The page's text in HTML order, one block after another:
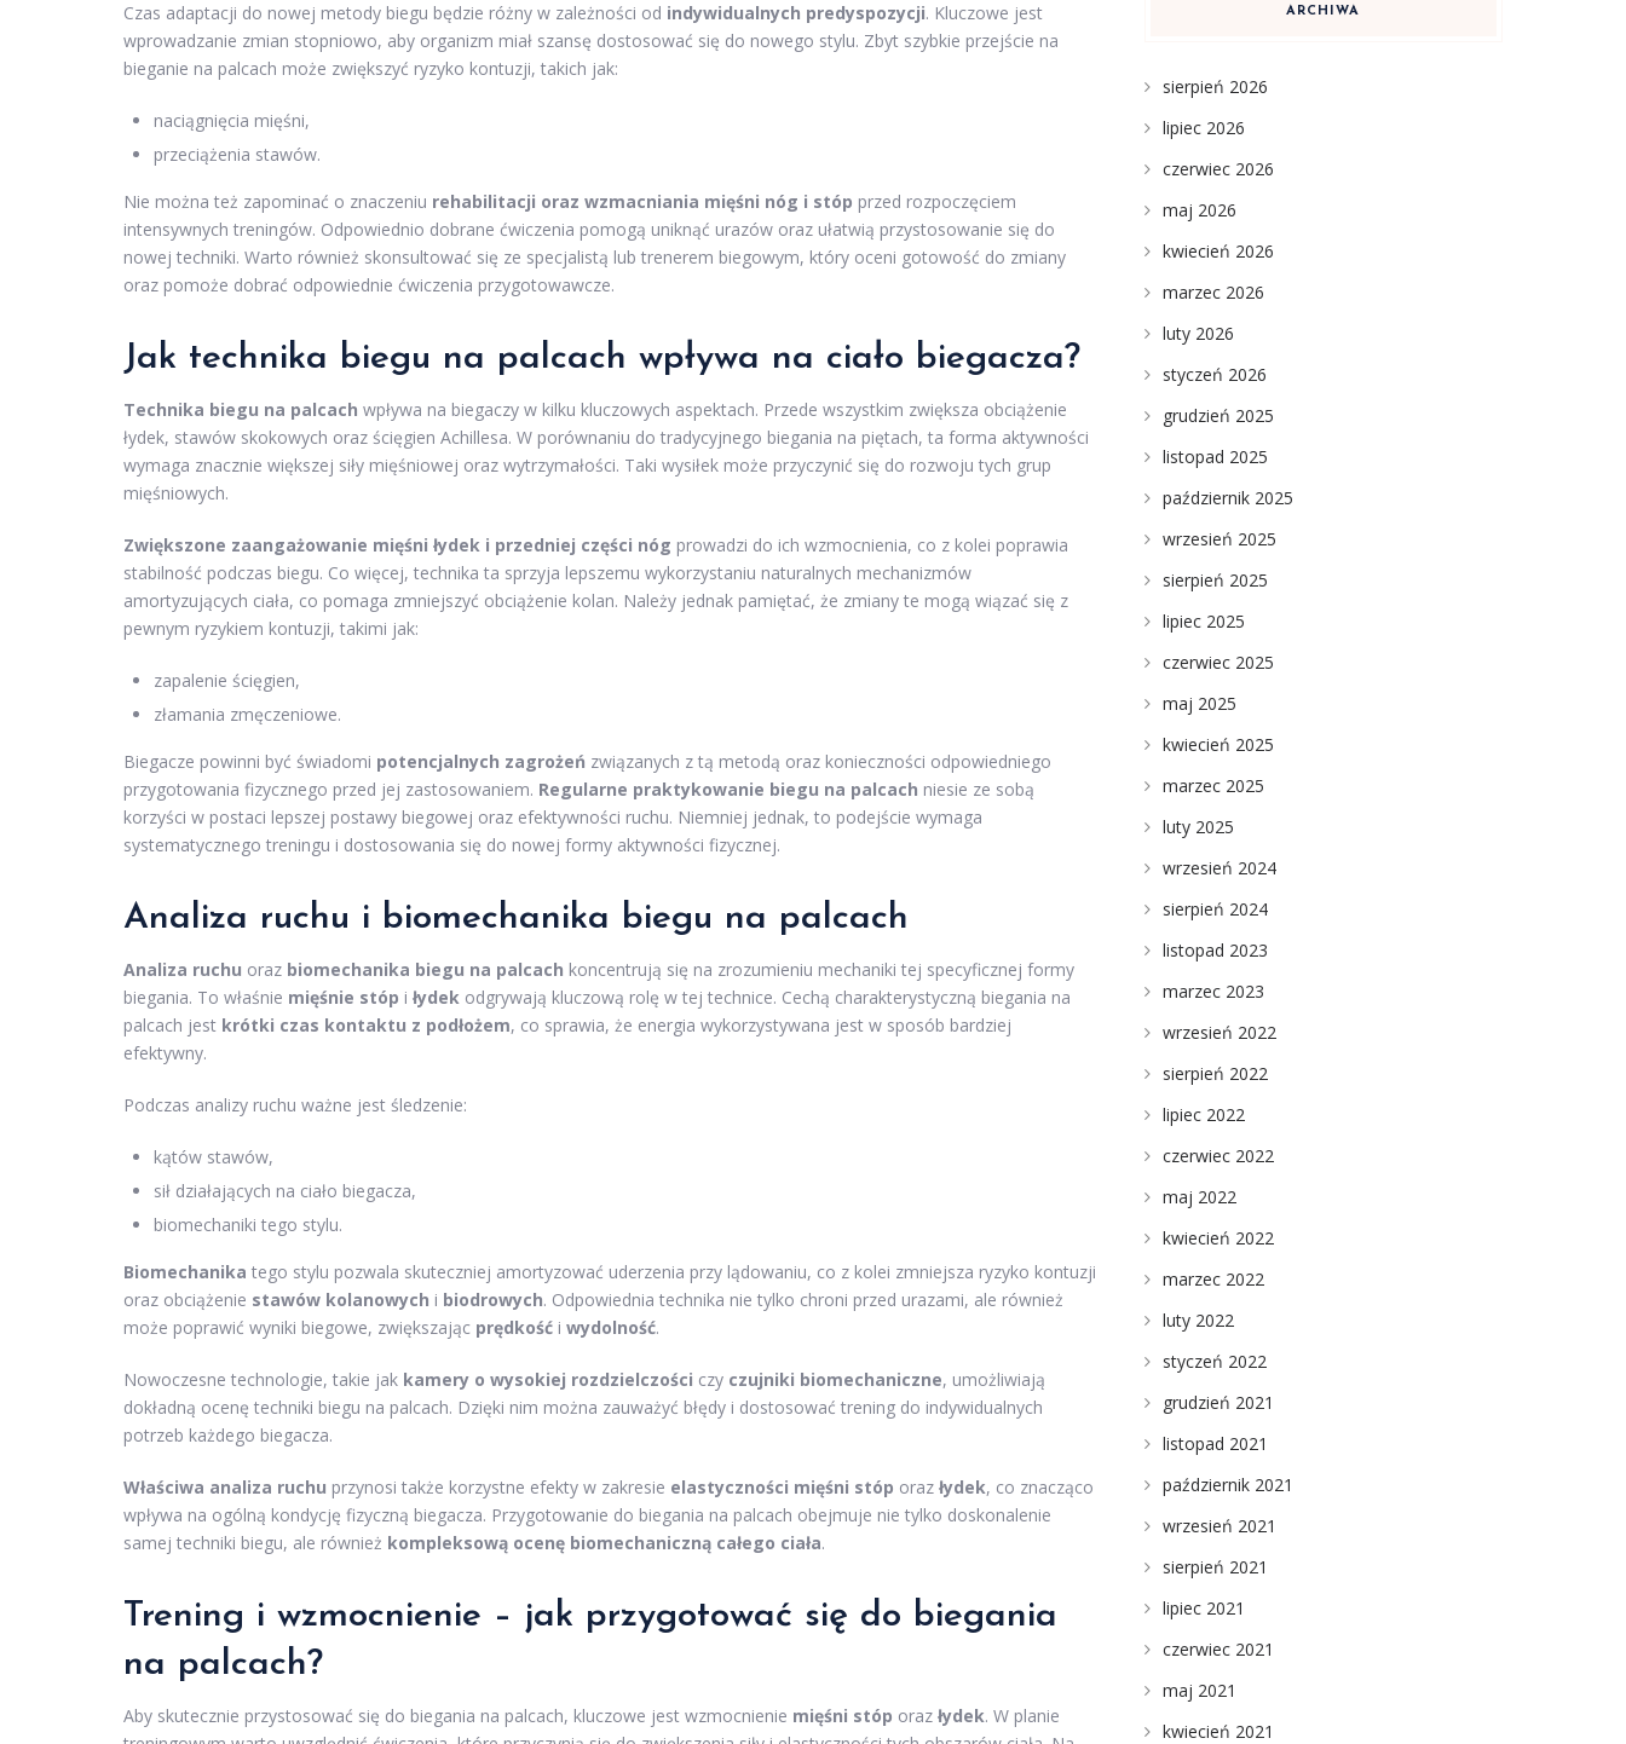
Czas adaptacji do nowej metody biegu będzie różny w zależności od indywidualnych predyspozycji. Kluczowe jest
wprowadzanie zmian stopniowo, aby organizm miał szansę dostosować się do nowego stylu. Zbyt szybkie przejście na
bieganie na palcach może zwiększyć ryzyko kontuzji, takich jak:
naciągnięcia mięśni,
przeciążenia stawów.
Nie można też zapominać o znaczeniu rehabilitacji oraz wzmacniania mięśni nóg i stóp przed rozpoczęciem
intensywnych treningów. Odpowiednio dobrane ćwiczenia pomogą uniknąć urazów oraz ułatwią przystosowanie się do
nowej techniki. Warto również skonsultować się ze specjalistą lub trenerem biegowym, który oceni gotowość do zmiany
oraz pomoże dobrać odpowiednie ćwiczenia przygotowawcze.
Jak technika biegu na palcach wpływa na ciało biegacza?
Technika biegu na palcach wpływa na biegaczy w kilku kluczowych aspektach. Przede wszystkim zwiększa obciążenie
łydek, stawów skokowych oraz ścięgien Achillesa. W porównaniu do tradycyjnego biegania na piętach, ta forma aktywności
wymaga znacznie większej siły mięśniowej oraz wytrzymałości. Taki wysiłek może przyczynić się do rozwoju tych grup
mięśniowych.
Zwiększone zaangażowanie mięśni łydek i przedniej części nóg prowadzi do ich wzmocnienia, co z kolei poprawia
stabilność podczas biegu. Co więcej, technika ta sprzyja lepszemu wykorzystaniu naturalnych mechanizmów
amortyzujących ciała, co pomaga zmniejszyć obciążenie kolan. Należy jednak pamiętać, że zmiany te mogą wiązać się z
pewnym ryzykiem kontuzji, takimi jak:
zapalenie ścięgien,
złamania zmęczeniowe.
Biegacze powinni być świadomi potencjalnych zagrożeń związanych z tą metodą oraz konieczności odpowiedniego
przygotowania fizycznego przed jej zastosowaniem. Regularne praktykowanie biegu na palcach niesie ze sobą
korzyści w postaci lepszej postawy biegowej oraz efektywności ruchu. Niemniej jednak, to podejście wymaga
systematycznego treningu i dostosowania się do nowej formy aktywności fizycznej.
Analiza ruchu i biomechanika biegu na palcach
Analiza ruchu oraz biomechanika biegu na palcach koncentrują się na zrozumieniu mechaniki tej specyficznej formy
biegania. To właśnie mięśnie stóp i łydek odgrywają kluczową rolę w tej technice. Cechą charakterystyczną biegania na
palcach jest krótki czas kontaktu z podłożem, co sprawia, że energia wykorzystywana jest w sposób bardziej
efektywny.
Podczas analizy ruchu ważne jest śledzenie:
kątów stawów,
sił działających na ciało biegacza,
biomechaniki tego stylu.
Biomechanika tego stylu pozwala skuteczniej amortyzować uderzenia przy lądowaniu, co z kolei zmniejsza ryzyko kontuzji
oraz obciążenie stawów kolanowych i biodrowych. Odpowiednia technika nie tylko chroni przed urazami, ale również
może poprawić wyniki biegowe, zwiększając prędkość i wydolność.
Nowoczesne technologie, takie jak kamery o wysokiej rozdzielczości czy czujniki biomechaniczne, umożliwiają
dokładną ocenę techniki biegu na palcach. Dzięki nim można zauważyć błędy i dostosować trening do indywidualnych
potrzeb każdego biegacza.
Właściwa analiza ruchu przynosi także korzystne efekty w zakresie elastyczności mięśni stóp oraz łydek, co znacząco
wpływa na ogólną kondycję fizyczną biegacza. Przygotowanie do biegania na palcach obejmuje nie tylko doskonalenie
samej techniki biegu, ale również kompleksową ocenę biomechaniczną całego ciała.
Trening i wzmocnienie – jak przygotować się do biegania
na palcach?
Aby skutecznie przystosować się do biegania na palcach, kluczowe jest wzmocnienie mięśni stóp oraz łydek. W planie
ARCHIWA
sierpień 2026
lipiec 2026
czerwiec 2026
maj 2026
kwiecień 2026
marzec 2026
luty 2026
styczeń 2026
grudzień 2025
listopad 2025
październik 2025
wrzesień 2025
sierpień 2025
lipiec 2025
czerwiec 2025
maj 2025
kwiecień 2025
marzec 2025
luty 2025
wrzesień 2024
sierpień 2024
listopad 2023
marzec 2023
wrzesień 2022
sierpień 2022
lipiec 2022
czerwiec 2022
maj 2022
kwiecień 2022
marzec 2022
luty 2022
styczeń 2022
grudzień 2021
listopad 2021
październik 2021
wrzesień 2021
sierpień 2021
lipiec 2021
czerwiec 2021
maj 2021
kwiecień 2021